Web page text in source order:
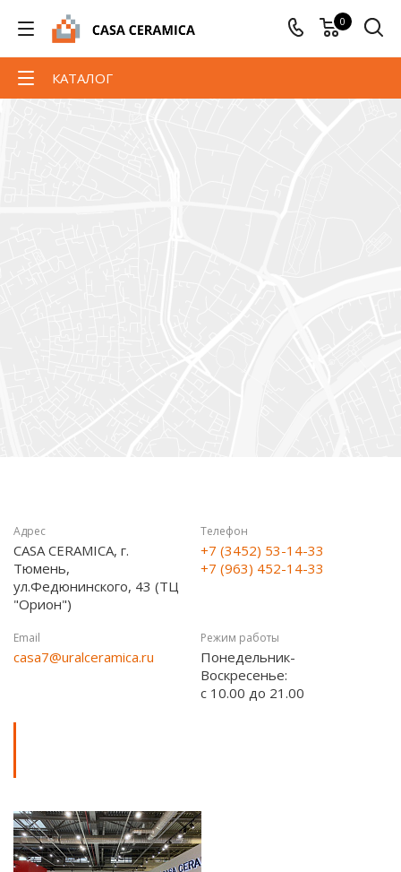
0
КАТАЛОГ
Адрес
CASA CERAMICA, г.
Тюмень,
ул.Федюнинского, 43 (ТЦ
"Орион")
Телефон
+7 (3452) 53-14-33
+7 (963) 452-14-33
Email
casa7@uralceramica.ru
Режим работы
Понедельник-
Воскресенье:
с 10.00 до 21.00